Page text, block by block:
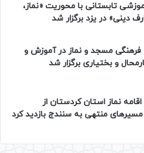
تابستانی با محوریت «نماز،
دینی» در یزد برگزار شد
مسجد و نماز در آموزش و
و بختیاری برگزار شد
نماز استان کردستان از
منتهی به سنندج بازدید کرد